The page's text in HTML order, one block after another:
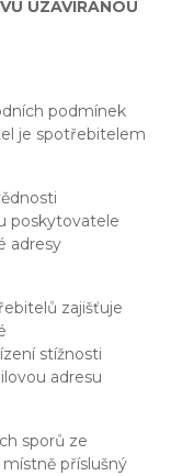
UZAVÍRANOU
podmínek
je spotřebitelem
poskytovatele
adresy
zajišťuje
stížnosti
adresu
sporů ze
příslušný